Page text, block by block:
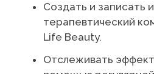
Создать и записать
терапевтический
Life Beauty.
Отслеживать